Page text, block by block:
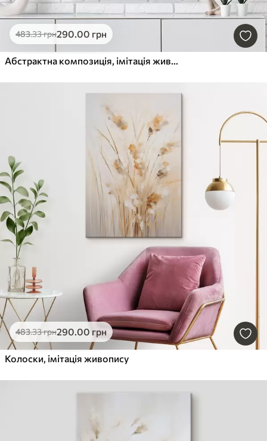
483.33грн290.00 грн
Абстрактна композиція, імітація живопису
483.33грн290.00 грн
Колоски, імітація живопису